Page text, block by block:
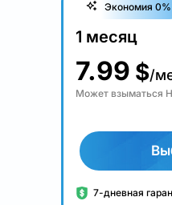
Экономия 0%
1 месяц
7.99 $/
Может взыматься
7-дневная